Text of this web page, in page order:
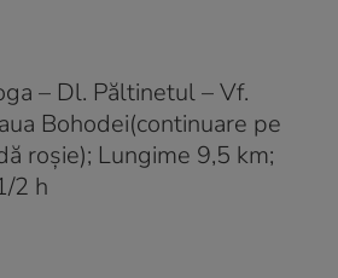
– Dl. Păltinetul – Vf.
Bohodei(continuare pe
roşie); Lungime 9,5 km;
2 h